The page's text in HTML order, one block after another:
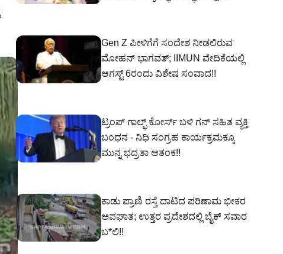
Gen Z ಪೀಳಿಗೆಗೆ ಸಂದೇಶ ನೀಡಲಿರುವ
ಮೋಹನ್ ಭಾಗವತ್; IIMUN ವೇದಿಕೆಯಲ್ಲಿ
ಆಗಸ್ಟ್ 6ರಂದು ವಿಶೇಷ ಸಂವಾದ!!
ಟ್ರಂಪ್ ಗಾಲ್ಫ್ ಕೋರ್ಸ್ ಬಳಿ ಗನ್‌ ಸಹಿತ ವ್ಯಕ್ತಿ
ಬಂಧನ - ನಿಧಿ ಸಂಗ್ರಹ ಕಾರ್ಯಕ್ರಮಕ್ಕೂ
ಮುನ್ನ ಭದ್ರತಾ ಆತಂಕ!!
ಕಾಡು ಪ್ರಾಣಿ ರಸ್ತೆ ದಾಟಿದ ಪರಿಣಾಮ ಭೀಕರ
ಅಪಘಾತ; ಉತ್ತರ ಪ್ರದೇಶದಲ್ಲಿ ಬೈಕ್ ಸವಾರ
ಬ*ಲಿ!!